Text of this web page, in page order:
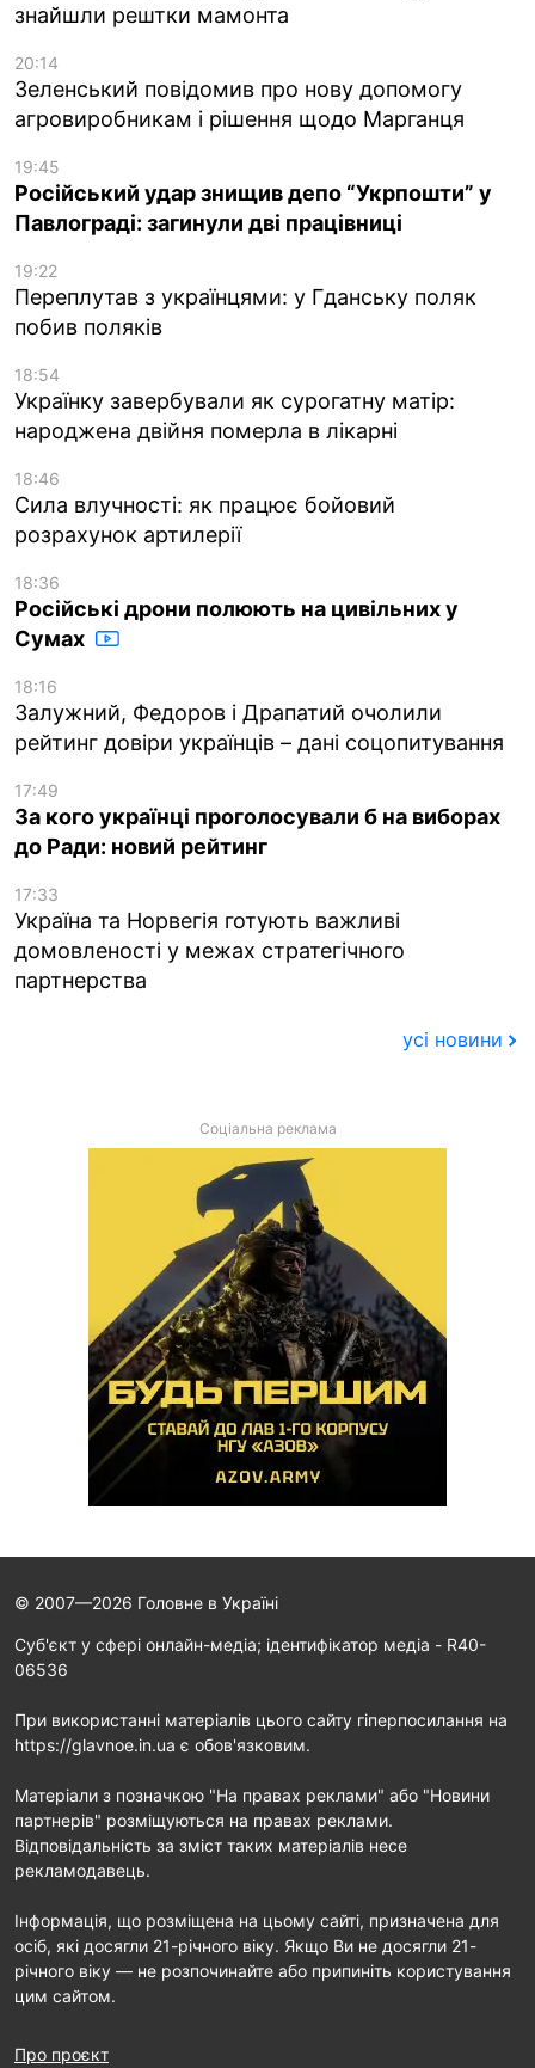
знайшли рештки мамонта
20:14
Зеленський повідомив про нову допомогу
агровиробникам і рішення щодо Марганця
19:45
Російський удар знищив депо “Укрпошти” у
Павлограді: загинули дві працівниці
19:22
Переплутав з українцями: у Гданську поляк
побив поляків
18:54
Українку завербували як сурогатну матір:
народжена двійня померла в лікарні
18:46
Сила влучності: як працює бойовий
розрахунок артилерії
18:36
Російські дрони полюють на цивільних у
Сумах
18:16
Залужний, Федоров і Драпатий очолили
рейтинг довіри українців – дані соцопитування
17:49
За кого українці проголосували б на виборах
до Ради: новий рейтинг
17:33
Україна та Норвегія готують важливі
домовленості у межах стратегічного
партнерства
усі новини
Соціальна реклама
© 2007—2026 Головне в Україні
Cуб'єкт у сфері онлайн-медіа; ідентифікатор медіа - R40-
06536
При використанні матеріалів цього сайту гіперпосилання на
https://glavnoe.in.ua є обов'язковим.
Матеріали з позначкою "На правах реклами" або "Новини
партнерів" розміщуються на правах реклами.
Відповідальність за зміст таких матеріалів несе
рекламодавець.
Інформація, що розміщена на цьому сайті, призначена для
осіб, які досягли 21-річного віку. Якщо Ви не досягли 21-
річного віку — не розпочинайте або припиніть користування
цим сайтом.
Про проєкт